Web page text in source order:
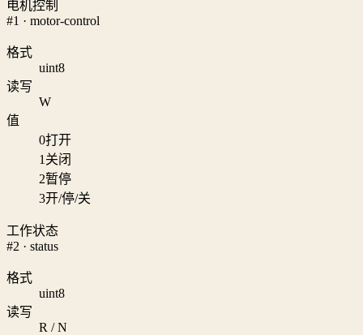
电机控制
#1 · motor-control
格式
uint8
读写
W
值
0打开
1 关闭
2暂停
3开/停/关
工作状态
#2 · status
格式
uint8
读写
R / N